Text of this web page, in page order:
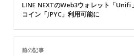
前の記事
LINE NEXTのWeb3ウォレット「Unifi
コイン「JPYC」利用可能に